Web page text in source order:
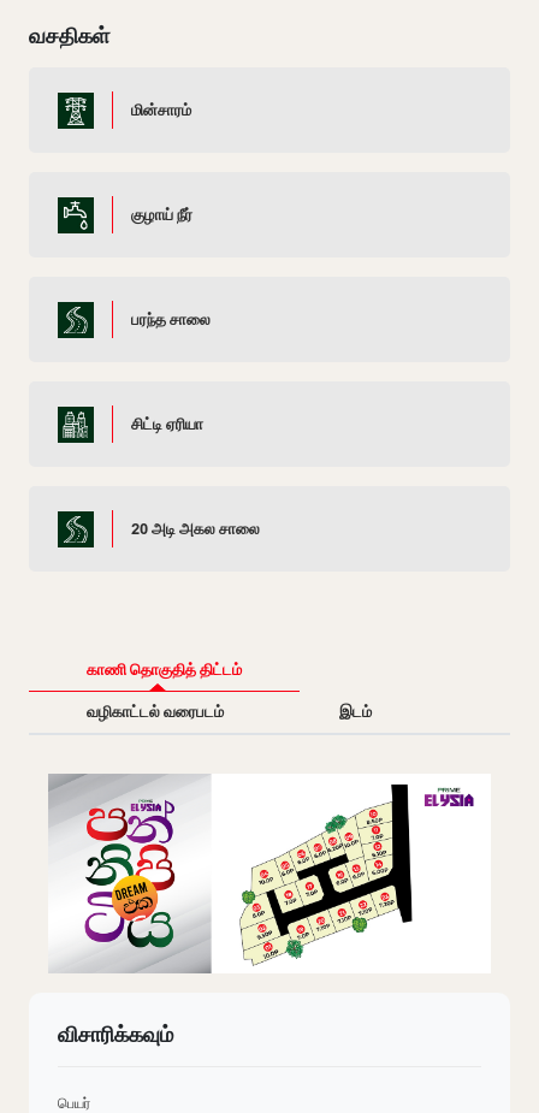
வசதிகள்
மின்சாரம்
குழாய் நீர்
பரந்த சாலை
சிட்டி ஏரியா
20 அடி அகல சாலை
காணி தொகுதித் திட்டம்
வழிகாட்டல் வரைபடம்
இடம்
விசாரிக்கவும்
பெயர்